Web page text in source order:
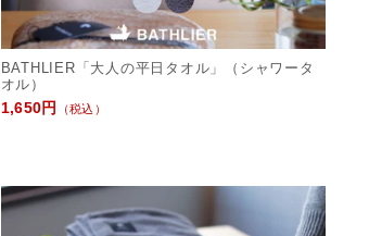
BATHLIER「大人の平日タオル」（シャワータ
オル）
1,650円
（税込）